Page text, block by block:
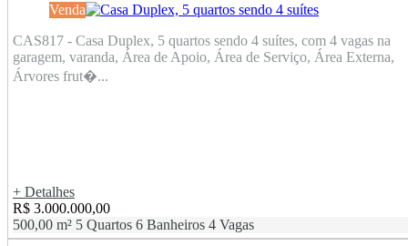
Venda
CAS817 - Casa Duplex, 5 quartos sendo 4 suítes, com 4 vagas na
garagem, varanda, Área de Apoio, Área de Serviço, Área Externa,
Árvores frut�...
+ Detalhes
R$ 3.000.000,00
500,00 m² 5 Quartos 6 Banheiros 4 Vagas